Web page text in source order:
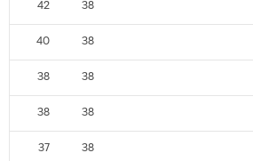
38
42
38
40
38
38
38
38
38
37